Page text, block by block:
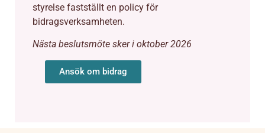
styrelse fastställt en policy för
bidragsverksamheten.
Nästa beslutsmöte sker i oktober 2026
Ansök om bidrag